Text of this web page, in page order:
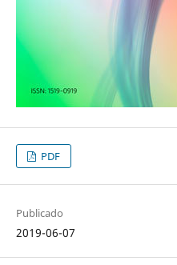
PDF
Publicado
2019-06-07